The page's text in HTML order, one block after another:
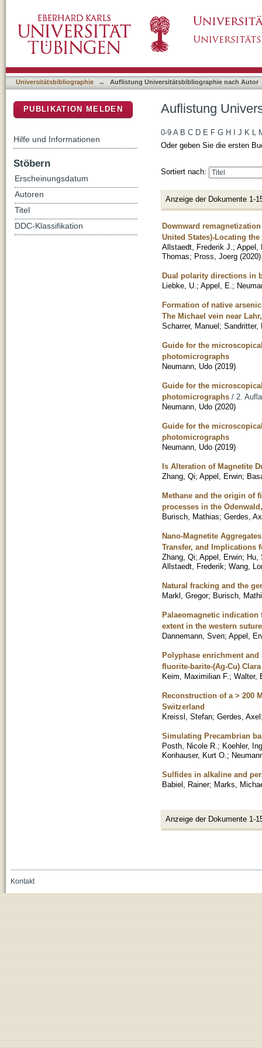
Universitätsbibliographie → Auflistung Universitätsbibliographie nach Autor
Auflistung
0-9 A B C D E F G H J K L
Oder geben Sie die ersten
Sortiert nach:
Anzeige der Dokumente 1-
Downward
United States)-Locating
Allstaedt, Frederik J. ; Appel,
Thomas; Pross, Joerg (2020)
Dual polarity directions in
Liebke, U. ; Appel, E. ;
Formation of native
The Michael vein near
Scharrer, Manuel; Sandritter,
Guide for the
photomicrographs
Neumann, Udo (2019)
Guide for the
photomicrographs / 2.
Neumann, Udo (2020)
Guide for the
photomicrographs
Neumann, Udo (2019)
Is Alteration of Magnetite
Zhang, Qi; Appel, Erwin;
Methane and the origin of
processes in the
Burisch, Mathias; Gerdes,
Nano-Magnetite
Transfer, and Implications
Zhang, Qi; Appel, Erwin; Hu,
Allstaedt, Frederik; Wang,
Natural fracking and the
Markl, Gregor; Burisch,
Palaeomagnetic indication
extent in the western
Dannemann, Sven; Appel,
Polyphase enrichment
fluorite-barite-(Ag-Cu)
Keim, Maximilian F. ; Walter,
Reconstruction of a > 200
Switzerland
Kreissl, Stefan; Gerdes, Axel
Simulating Precambrian
Posth, Nicole R. ; Koehler,
Konhauser, Kurt O. ;
Sulfides in alkaline and
Babiel, Rainer; Marks,
Anzeige der Dokumente 1-
PUBLIKATION MELDEN
Hilfe und Informationen
Stöbern
Erscheinungsdatum
Autoren
Titel
DDC-Klassifikation
Kontakt